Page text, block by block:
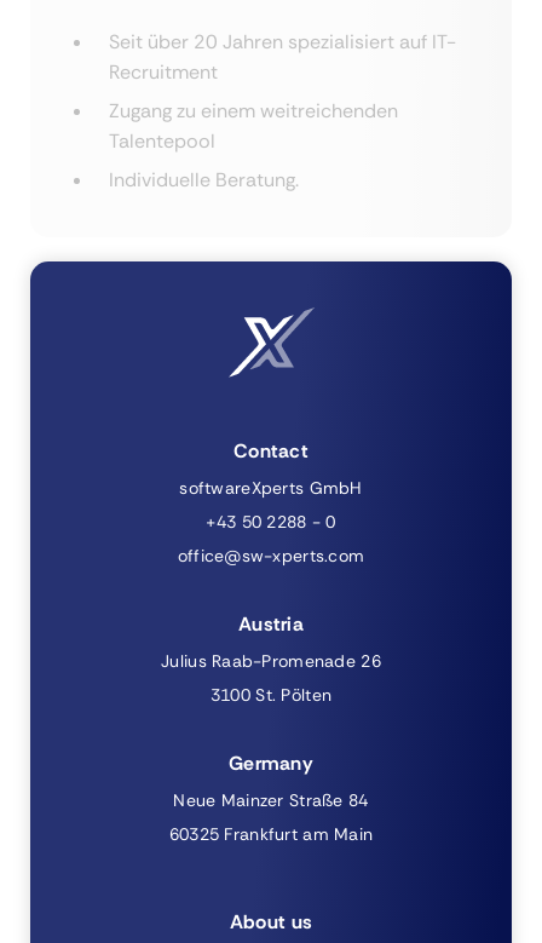
Seit über 20 Jahren spezialisiert auf IT-
Recruitment
Zugang zu einem weitreichenden
Talentepool
Individuelle Beratung.
Contact
softwareXperts GmbH
+43 50 2288 - 0
office@sw-xperts.com
Austria
Julius Raab-Promenade 26
3100 St. Pölten
Germany
Neue Mainzer Straße 84
60325 Frankfurt am Main
About us